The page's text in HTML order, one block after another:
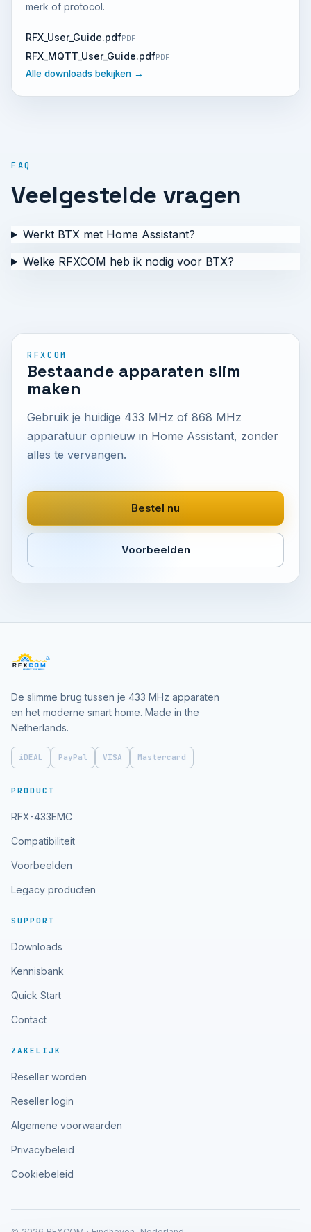
merk of protocol.
RFX_User_Guide.pdfPDF
RFX_MQTT_User_Guide.pdfPDF
Alle downloads bekijken →
FAQ
Veelgestelde vragen
Werkt BTX met Home Assistant?
Welke RFXCOM heb ik nodig voor BTX?
RFXCOM
Bestaande apparaten slim
maken
Gebruik je huidige 433 MHz of 868 MHz
apparatuur opnieuw in Home Assistant, zonder
alles te vervangen.
Bestel nu
Voorbeelden
De slimme brug tussen je 433 MHz apparaten
en het moderne smart home. Made in the
Netherlands.
iDEAL PayPal VISA Mastercard
PRODUCT
RFX-433EMC
Compatibiliteit
Voorbeelden
Legacy producten
SUPPORT
Downloads
Kennisbank
Quick Start
Contact
ZAKELIJK
Reseller worden
Reseller login
Algemene voorwaarden
Privacybeleid
Cookiebeleid